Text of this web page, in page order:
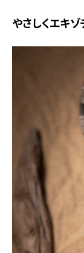
やさしくエキ